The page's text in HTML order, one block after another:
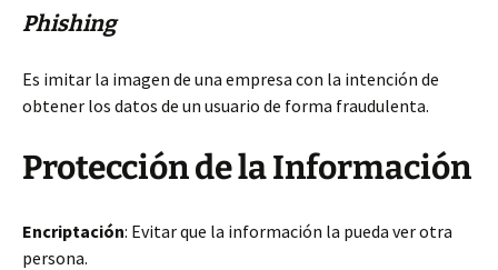
Phishing
Es imitar la imagen de una empresa con la intención de
obtener los datos de un usuario de forma fraudulenta.
Protección de la Información
Encriptación: Evitar que la información la pueda ver otra
persona.